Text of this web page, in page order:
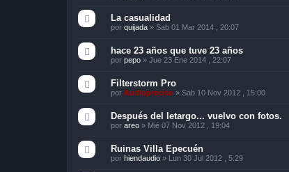
La casualidad
por quijada » Sab 01 Mar 2014 , 20:07
hace 23 años que tuve 23 años
por pepo » Jue 23 Ene 2014 , 22:07
Filterstorm Pro
por Audiopreciso » Sab 10 Nov 2012 , 15:00
Después del letargo... vuelvo con fotos.
por areo » Mié 07 Nov 2012 , 19:04
Ruinas Villa Epecuén
por hiendaudio » Lun 30 Jul 2012 , 5:29